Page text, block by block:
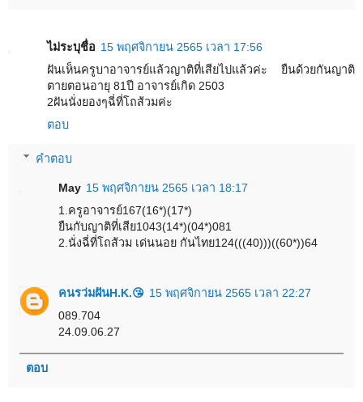
ไม่ระบุชื่อ 15 พฤศจิกายน 2565 เวลา 17:56
ฝันเห็นครูบาอาจารย์แล้วญาติที่เสียไปแล้วค่ะ ยืนด้วยกันญาติ
ตายตอนอายุ 81ปี อาจารย์เกิด 2503
2ฝันนั่งยองๆฉี่ที่โถส้วมค่ะ
ตอบ
คำตอบ
May 15 พฤศจิกายน 2565 เวลา 18:17
1.ครูอาจารย์167(16*)(17*)
ยืนกับญาติที่เสีย1043(14*)(04*)081
2.นั่งฉี่ที่โถส้วม เด่นนอย กันไทย124(((40)))((60*))64
คนรว่มฝันH.K.😘 15 พฤศจิกายน 2565 เวลา 22:27
089.704
24.09.06.27
ตอบ